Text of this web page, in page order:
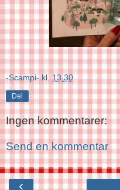
-Scampi- kl.13.30
Del
Ingen kommentarer:
Send en kommentar
‹